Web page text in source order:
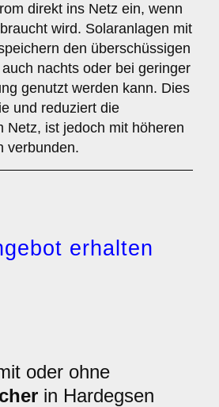
direkt ins Netz ein, wenn
wird. Solaranlagen mit
den überschüssigen
nachts oder bei geringer
genutzt werden kann. Dies
und reduziert die
Netz, ist jedoch mit höheren
verbunden.
erhalten
oder ohne
in Hardegsen